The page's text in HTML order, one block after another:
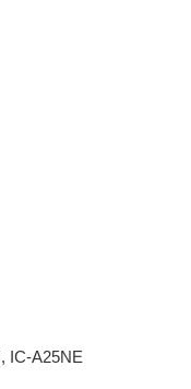
IC-A25NE